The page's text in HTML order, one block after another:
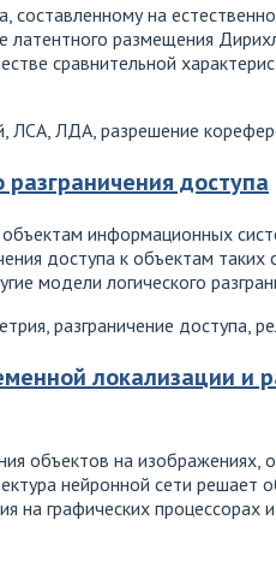
составленному на
размещения
сравнительной
ЛСА, ЛДА, разрешение
доступа
информационных
доступа к объектам
модели логического
разграничение доступа,
локализации и
объектов на изображениях,
нейронной сети решает
на графических процессорах